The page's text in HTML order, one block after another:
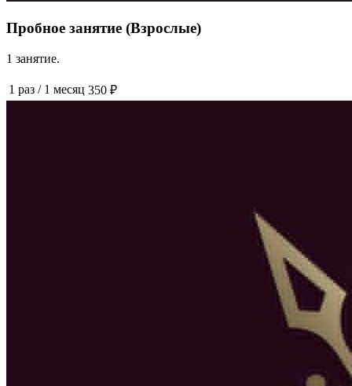
Пробное занятие (Взрослые)
1 занятие.
1 раз / 1 месяц 350 ₽